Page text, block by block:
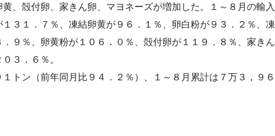
、殻付卵、家きん卵、マヨネーズが増加した。１～８月の輸入
３１．７％、凍結卵黄が９６．１％、卵白粉が９３．２％、凍
９％、卵黄粉が１０６．０％、殻付卵が１１９．８％、家きん
３．６％。
トン（前年同月比９４．２％）、１～８月累計は７万３，９６